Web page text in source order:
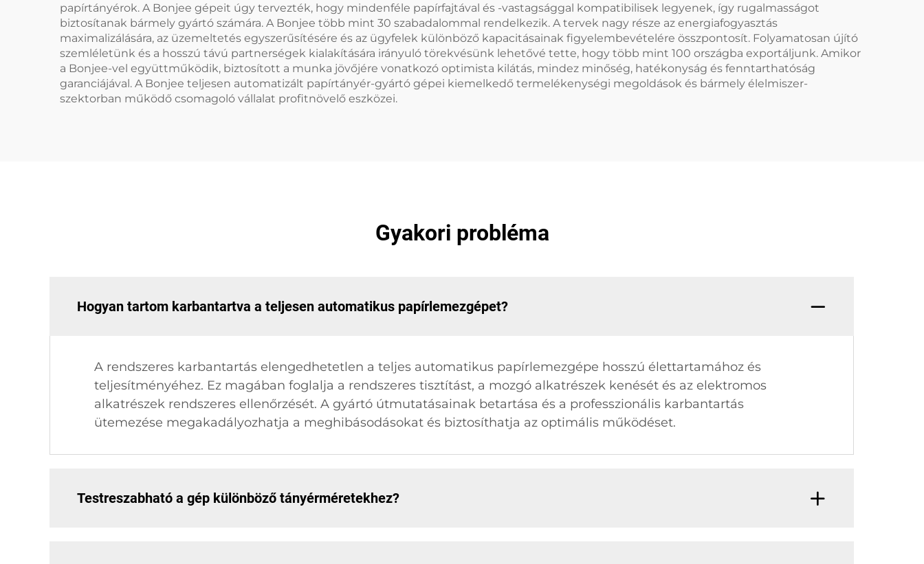
papírtányérok. A Bonjee gépeit úgy tervezték, hogy mindenféle papírfajtával és -vastagsággal kompatibilisek legyenek, így rugalmasságot
biztosítanak bármely gyártó számára. A Bonjee több mint 30 szabadalommal rendelkezik. A tervek nagy része az energiafogyasztás
maximalizálására, az üzemeltetés egyszerűsítésére és az ügyfelek különböző kapacitásainak figyelembevételére összpontosít. Folyamatosan újító
szemléletünk és a hosszú távú partnerségek kialakítására irányuló törekvésünk lehetővé tette, hogy több mint 100 országba exportáljunk. Amikor
a Bonjee-vel együttműködik, biztosított a munka jövőjére vonatkozó optimista kilátás, mindez minőség, hatékonyság és fenntarthatóság
garanciájával. A Bonjee teljesen automatizált papírtányér-gyártó gépei kiemelkedő termelékenységi megoldások és bármely élelmiszer-
szektorban működő csomagoló vállalat profitnövelő eszközei.
Gyakori probléma
Hogyan tartom karbantartva a teljesen automatikus papírlemezgépet?
A rendszeres karbantartás elengedhetetlen a teljes automatikus papírlemezgépe hosszú élettartamához és
teljesítményéhez. Ez magában foglalja a rendszeres tisztítást, a mozgó alkatrészek kenését és az elektromos
alkatrészek rendszeres ellenőrzését. A gyártó útmutatásainak betartása és a professzionális karbantartás
ütemezése megakadályozhatja a meghibásodásokat és biztosíthatja az optimális működéset.
Testreszabható a gép különböző tányérméretekhez?